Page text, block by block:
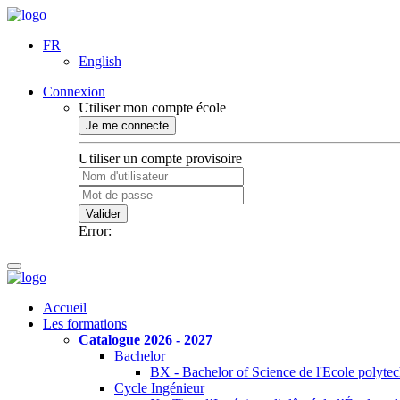
FR
English
Connexion
Utiliser mon compte école
Je me connecte
Utiliser un compte provisoire
Valider
Error:
Accueil
Les formations
Catalogue 2026 - 2027
Bachelor
BX - Bachelor of Science de l'Ecole
Cycle Ingénieur